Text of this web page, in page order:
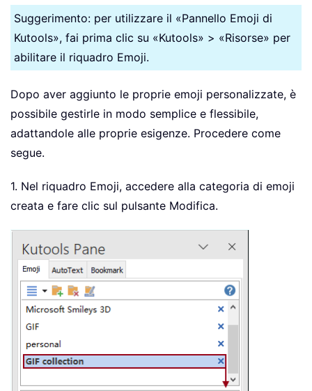
Suggerimento: per utilizzare il «Pannello Emoji di
Kutools», fai prima clic su «Kutools» > «Risorse» per
abilitare il riquadro Emoji.
Dopo aver aggiunto le proprie emoji personalizzate, è
possibile gestirle in modo semplice e flessibile,
adattandole alle proprie esigenze. Procedere come
segue.
1. Nel riquadro Emoji, accedere alla categoria di emoji
creata e fare clic sul pulsante Modifica.